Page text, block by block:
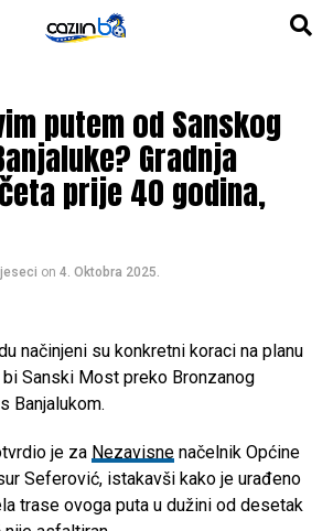
putem od Sanskog
Gradnja
prije 40 godina,
on 4. Oktobra 2025.
načinjeni su konkretni koraci na planu
Sanski Most preko Bronzanog
Banjalukom.
je za Nezavisnenačelnik Općine
Seferović, istakavši kako je urađeno
trase ovoga puta u dužini od desetak